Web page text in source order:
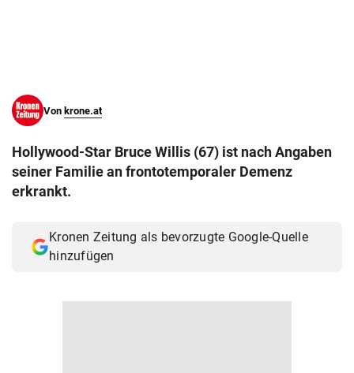
Von krone.at
Hollywood-Star Bruce Willis (67) ist nach Angaben
seiner Familie an frontotemporaler Demenz
erkrankt.
Kronen Zeitung als bevorzugte Google-Quelle
hinzufügen